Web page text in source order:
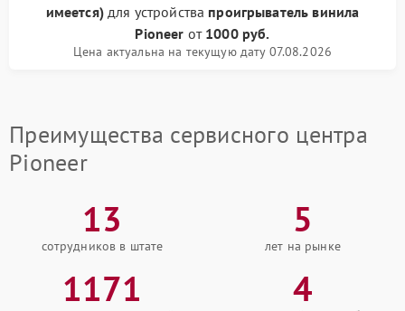
имеется)для устройства проигрыватель винила
Pioneer от 1000 руб.
Цена актуальна на текущую дату 07.08.2026
Преимущества сервисного центра
Pioneer
13
сотрудников в штате
5
лет на рынке
1171 4